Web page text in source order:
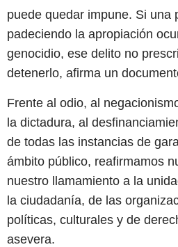
puede quedar impune. Si una
padeciendo la apropiación
genocidio, ese delito no
detenerlo, afirma un
Frente al odio, al
la dictadura, al
de todas las instancias de
ámbito público, reafirmamos
nuestro llamamiento a la
la ciudadanía, de las
políticas, culturales y de
asevera.